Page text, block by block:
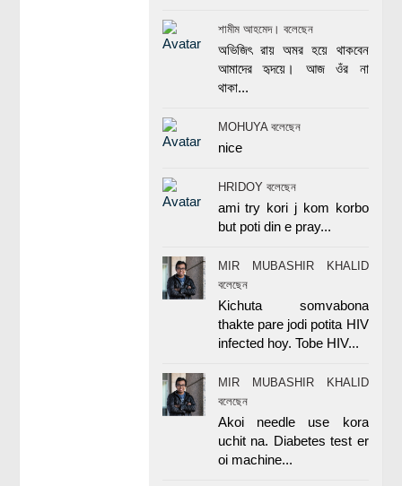
শামীম আহমেদ। বলেছেন
অভিজিৎ রায় অমর হয়ে থাকবেন
আমাদের হৃদয়ে। আজ ওঁর না
থাকা...
MOHUYA বলেছেন
nice
HRIDOY বলেছেন
ami try kori j kom korbo
but poti din e pray...
MIR MUBASHIR KHALID
বলেছেন
Kichuta somvabona
thakte pare jodi potita HIV
infected hoy. Tobe HIV...
MIR MUBASHIR KHALID
বলেছেন
Akoi needle use kora
uchit na. Diabetes test er
oi machine...